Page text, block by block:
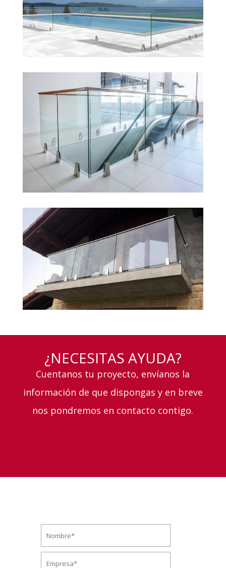
¿NECESITAS AYUDA?
Cuentanos tu proyecto, envíanos la
información de que dispongas y en breve
nos pondremos en contacto contigo.